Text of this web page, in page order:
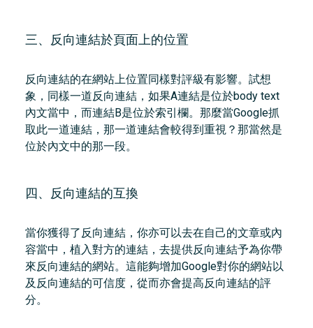
三、反向連結於頁面上的位置
反向連結的在網站上位置同樣對評級有影響。試想
象，同樣一道反向連結，如果A連結是位於body text
內文當中，而連結B是位於索引欄。那麼當Google抓
取此一道連結，那一道連結會較得到重視？那當然是
位於內文中的那一段。
四、反向連結的互換
當你獲得了反向連結，你亦可以去在自己的文章或內
容當中，植入對方的連結，去提供反向連結予為你帶
來反向連結的網站。這能夠增加Google對你的網站以
及反向連結的可信度，從而亦會提高反向連結的評
分。